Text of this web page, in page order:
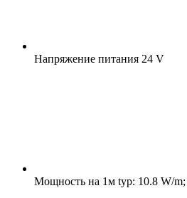
Напряжение питания 24 V
Мощность на 1м typ: 10.8 W/